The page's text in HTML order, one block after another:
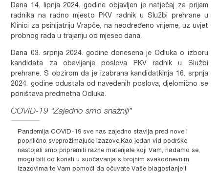
Dana 14. lipnja 2024. godine objavljen je natječaj za prijam
radnika na radno mjesto PKV radnik u Službi prehrane u
Klinici za psihijatriju Vrapče, na neodređeno vrijeme, uz uvjet
probnog rada u trajanju od mjesec dana.
Dana 03. srpnja 2024. godine donesena je Odluka o izboru
kandidata za obavljanje poslova PKV radnik u Službi
prehrane. S obzirom da je izabrana kandidatkinja 16. srpnja
2024. godine odustala od navedenih poslova, djelomično se
poništava predmetna Odluka.
COVID-19 “Zajedno smo snažniji”
Pandemija COVID-19 sve nas zajedno stavlja pred nove i
poprilično sveprožimajuće izazove.Kao jedan vid podrške
nastojali smo pripremiti razne materijale koji Vam, nadamo se,
mogu biti od koristi u suočavanja s brojnim svakodnevnim
izazovima te Vam pomoći da očuvate Vaše blagostanje i